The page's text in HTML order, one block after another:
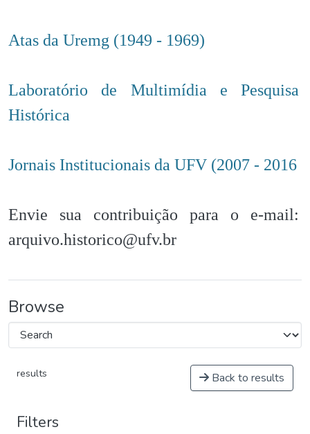
Atas da Uremg (1949 - 1969)
Laboratório de Multimídia e Pesquisa
Histórica
Jornais Institucionais da UFV (2007 - 2016
Envie sua contribuição para o e-mail:
arquivo.historico@ufv.br
Browse
results Back to results
Filters